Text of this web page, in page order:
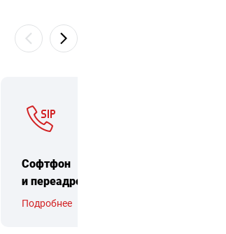
Софтфон
и переадресация SIP
Подробнее